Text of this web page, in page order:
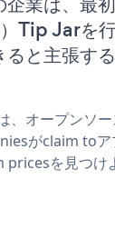
）Tip Jarを
ると主張す
、オープンソ
がclaim toア
を見つけ